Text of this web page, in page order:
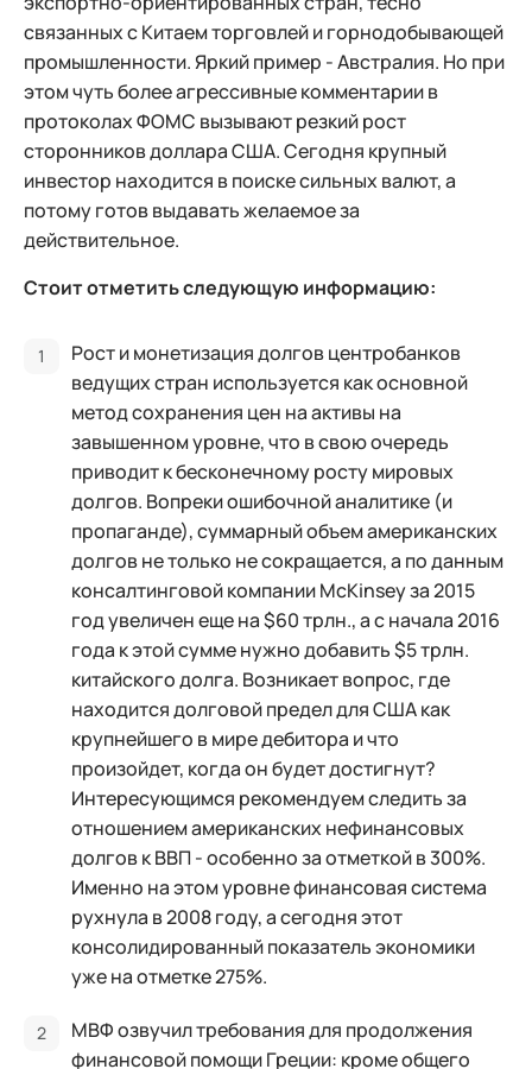
связанных с Китаем торговлей и горнодобывающей
промышленности. Яркий пример - Австралия. Но при
этом чуть более агрессивные комментарии в
протоколах ФОМС вызывают резкий рост
сторонников доллара США. Сегодня крупный
инвестор находится в поиске сильных валют, а
потому готов выдавать желаемое за
действительное.
Стоит отметить следующую информацию:
Рост и монетизация долгов центробанков
ведущих стран используется как основной
метод сохранения цен на активы на
завышенном уровне, что в свою очередь
приводит к бесконечному росту мировых
долгов. Вопреки ошибочной аналитике (и
пропаганде), суммарный объем американских
долгов не только не сокращается, а по данным
консалтинговой компании McKinsey за 2015
год увеличен еще на $60 трлн., а с начала 2016
года к этой сумме нужно добавить $5 трлн.
китайского долга. Возникает вопрос, где
находится долговой предел для США как
крупнейшего в мире дебитора и что
произойдет, когда он будет достигнут?
Интересующимся рекомендуем следить за
отношением американских нефинансовых
долгов к ВВП - особенно за отметкой в 300%.
Именно на этом уровне финансовая система
рухнула в 2008 году, а сегодня этот
консолидированный показатель экономики
уже на отметке 275%.
МВФ озвучил требования для продолжения
финансовой помощи Греции: кроме общего